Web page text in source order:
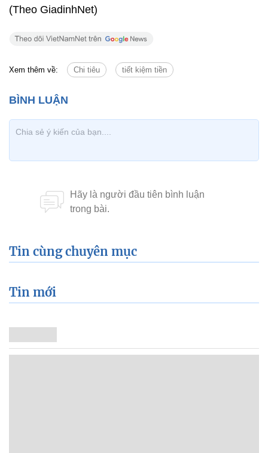
(Theo GiadinhNet)
Xem thêm về: Chi tiêu tiết kiệm tiền
Tin cùng chuyên mục
Tin mới